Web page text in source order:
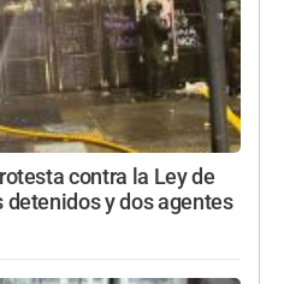
contra la Ley de
detenidos y dos agentes